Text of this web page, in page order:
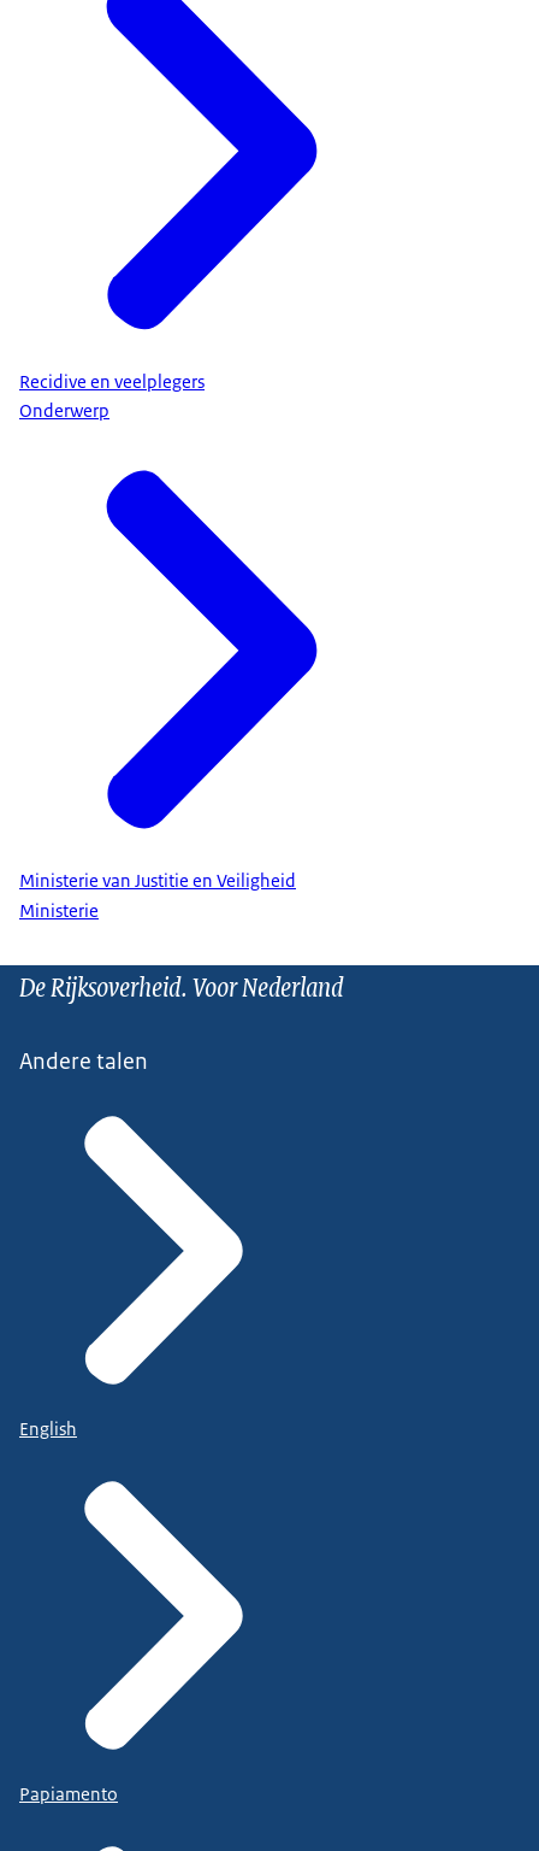
Recidive en veelplegers
Onderwerp
Ministerie van Justitie en Veiligheid
Ministerie
De Rijksoverheid. Voor Nederland
Andere talen
English
Papiamento